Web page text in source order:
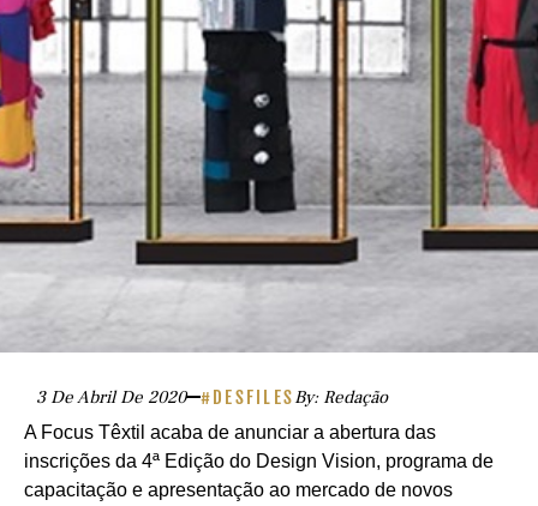
3 De Abril De 2020 #DESFILESBy: Redação
A Focus Têxtil acaba de anunciar a abertura das
inscrições da 4ª Edição do Design Vision, programa de
capacitação e apresentação ao mercado de novos